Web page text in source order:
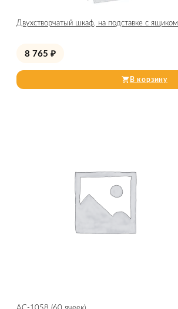
Двухстворчатый шкаф, на подставке с ящиком
8 765 ₽
В корзину